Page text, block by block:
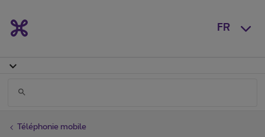
FR
Téléphonie mobile